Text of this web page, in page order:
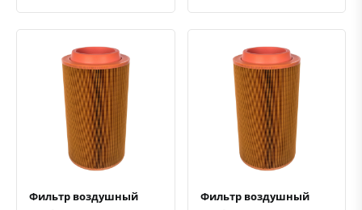
Быстрый просмотрДобавить к сравнению
Добавить в избранное
Фильтр воздушный
Быстрый просмотрДобавить к сравнению
Добавить в избранное
Фильтр воздушный